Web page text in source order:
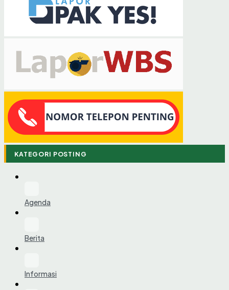
KATEGORI POSTING
Agenda
Berita
Informasi